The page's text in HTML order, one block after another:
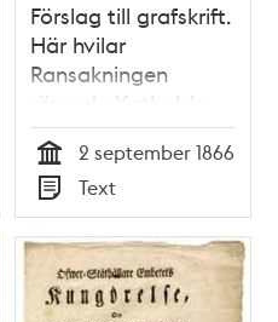
Förslag till grafskrift.
Här hvilar
Ransakningen
rörande Katholska
kyrkotornets fall.
Notis i <i>Söndags-
Nisse – Illustreradt
Veckoblad för
Skämt, Humor och
Satir</i>, nr 36, den
2 september 1866
Tid
2 september 1866
Typ
Text